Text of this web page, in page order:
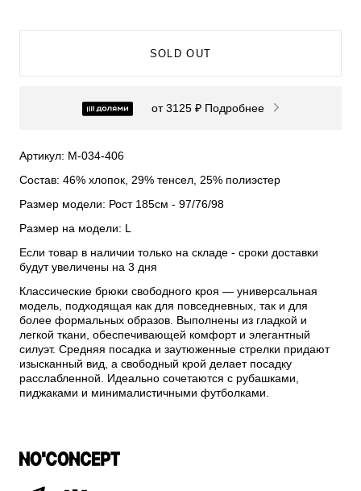
SOLD OUT
от 3125 ₽ Подробнее
Артикул: М-034-406
Состав: 46% хлопок, 29% тенсел, 25% полиэстер
Размер модели: Рост 185см - 97/76/98
Размер на модели: L
Если товар в наличии только на складе - сроки доставки
будут увеличены на 3 дня
Классические брюки свободного кроя — универсальная
модель, подходящая как для повседневных, так и для
более формальных образов. Выполнены из гладкой и
легкой ткани, обеспечивающей комфорт и элегантный
силуэт. Средняя посадка и заутюженные стрелки придают
изысканный вид, а свободный крой делает посадку
расслабленной. Идеально сочетаются с рубашками,
пиджаками и минималистичными футболками.